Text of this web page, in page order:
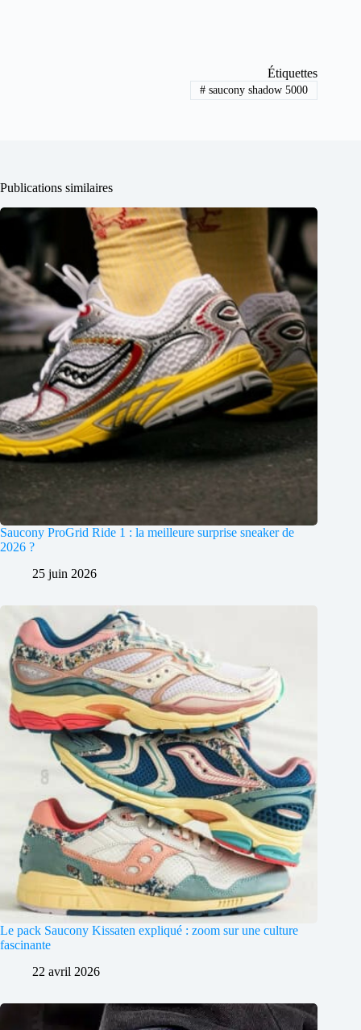
Étiquettes
# saucony shadow 5000
Publications similaires
Saucony ProGrid Ride 1 : la meilleure surprise sneaker de
2026 ?
25 juin 2026
Le pack Saucony Kissaten expliqué : zoom sur une culture
fascinante
22 avril 2026